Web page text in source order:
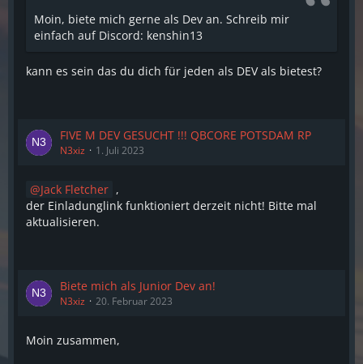
Moin, biete mich gerne als Dev an. Schreib mir
einfach auf Discord: kenshin13
kann es sein das du dich für jeden als DEV als bietest?
FIVE M DEV GESUCHT !!! QBCORE POTSDAM RP
N3xiz 1. Juli 2023
Jack Fletcher ,
der Einladunglink funktioniert derzeit nicht! Bitte mal
aktualisieren.
Biete mich als Junior Dev an!
N3xiz 20. Februar 2023
Moin zusammen,